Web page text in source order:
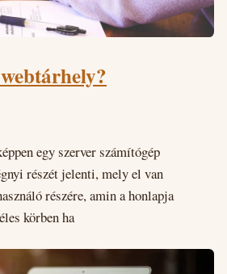
egy szerver számítógép
részét jelenti, mely el van
részére, amin a honlapja
körben ha